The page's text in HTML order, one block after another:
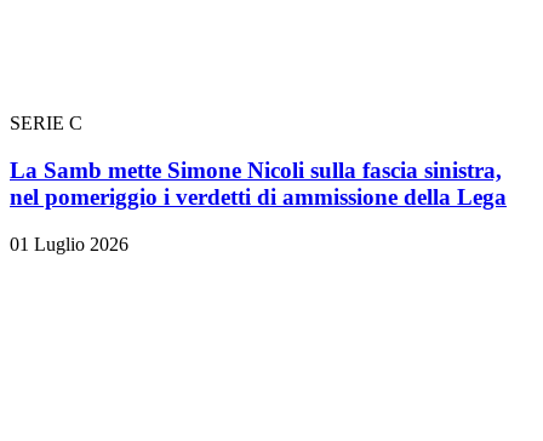
SERIE C
La Samb mette Simone Nicoli sulla fascia sinistra,
nel pomeriggio i verdetti di ammissione della Lega
01 Luglio 2026